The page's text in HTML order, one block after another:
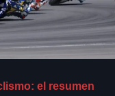
el resumen